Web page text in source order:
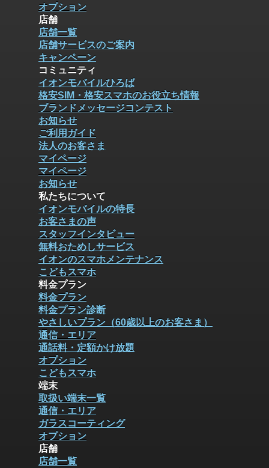
オプション
店舗
店舗一覧
店舗サービスのご案内
キャンペーン
コミュニティ
イオンモバイルひろば
格安SIM・格安スマホのお役立ち情報
ブランドメッセージコンテスト
お知らせ
ご利用ガイド
法人のお客さま
マイページ
マイページ
お知らせ
私たちについて
イオンモバイルの特長
お客さまの声
スタッフインタビュー
無料おためしサービス
イオンのスマホメンテナンス
こどもスマホ
料金プラン
料金プラン
料金プラン診断
やさしいプラン（60歳以上のお客さま）
通信・エリア
通話料・定額かけ放題
オプション
こどもスマホ
端末
取扱い端末一覧
通信・エリア
ガラスコーティング
オプション
店舗
店舗一覧